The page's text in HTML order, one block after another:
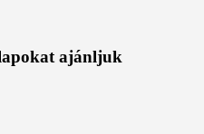
ajánljuk